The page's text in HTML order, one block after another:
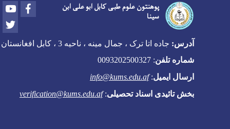
پوهنتون علوم طبی کابل ابو علی ابن
سینا
Youtube
آدرس: جاده اتا ترک ، جمال مینه ، ناحیه 3 ، کابل افغانستان
شماره تلفن:
ارسال ایمیل:
info@kums.edu.af
بخش تائیدی اسناد تحصیلی:
verification@kums.edu.af